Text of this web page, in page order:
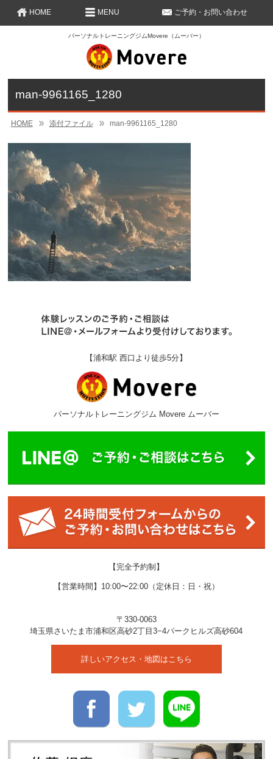
パーソナルトレーニングジムMovere（ムーバー）
HOME ご予約・お問い合わせ
MENU
man-9961165_1280
HOME 添付ファイル man-9961165_1280
【浦和駅 西口より徒歩5分】
パーソナルトレーニングジム Movere ムーバー
【完全予約制】
【営業時間】10:00〜22:00（定休日：日・祝）
〒330-0063
埼玉県さいたま市浦和区高砂2丁目3−4パークヒルズ高砂604
詳しいアクセス・地図はこちら